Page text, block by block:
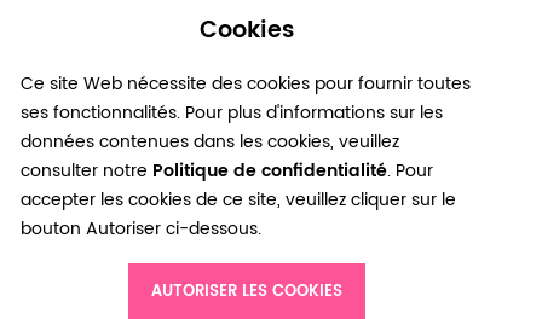
Cookies
Ce site Web nécessite des cookies pour fournir toutes
ses fonctionnalités. Pour plus d'informations sur les
données contenues dans les cookies, veuillez
consulter notre Politique de confidentialité. Pour
accepter les cookies de ce site, veuillez cliquer sur le
bouton Autoriser ci-dessous.
AUTORISER LES COOKIES
0
Cordon Nylon 2mm Multicolor Arc en ciel x 3m